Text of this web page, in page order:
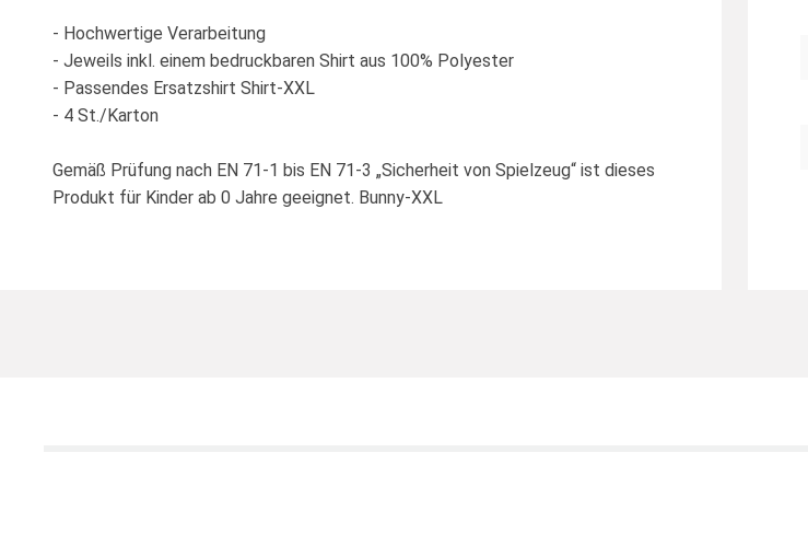
- Hochwertige Verarbeitung
- Jeweils inkl. einem bedruckbaren Shirt aus 100% Polyester
- Passendes Ersatzshirt Shirt-XXL
- 4 St./Karton
Gemäß Prüfung nach EN 71-1 bis EN 71-3 „Sicherheit von Spielzeug“ ist dieses
Produkt für Kinder ab 0 Jahre geeignet. Bunny-XXL